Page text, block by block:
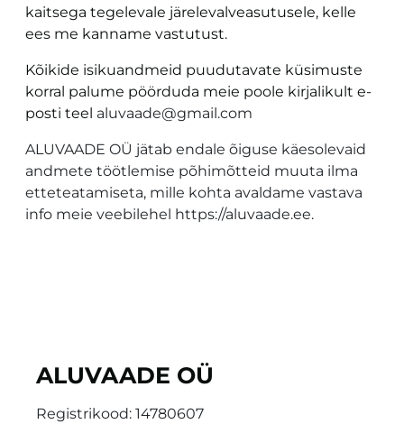
kaitsega tegelevale järelevalveasutusele, kelle
ees me kanname vastutust.
Kõikide isikuandmeid puudutavate küsimuste
korral palume pöörduda meie poole kirjalikult e-
posti teel aluvaade@gmail.com
ALUVAADE OÜ jätab endale õiguse käesolevaid
andmete töötlemise põhimõtteid muuta ilma
etteteatamiseta, mille kohta avaldame vastava
info meie veebilehel https://aluvaade.ee.
ALUVAADE OÜ
Registrikood: 14780607